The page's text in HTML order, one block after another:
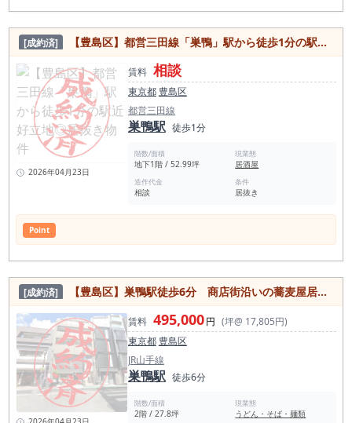
[成約済] 【豊島区】都営三田線「巣鴨」駅から徒歩1分の駅近好立地◎居抜き物件
2026年04月23日
賃料 相談
東京都 豊島区
都営三田線
巣鴨駅 徒歩1分
階数/面積
地下1階 / 52.99坪
現業態
居酒屋
造作代金
相談
条件
居抜き
Point
[成約済] 【豊島区】巣鴨駅徒歩6分 商店街沿いの蕎麦屋居抜き物件
賃料 495,000円 (坪@ 17,805円)
東京都 豊島区
JR山手線
巣鴨駅 徒歩6分
階数/面積
2階 / 27.8坪
現業態
うどん・そば・麺類